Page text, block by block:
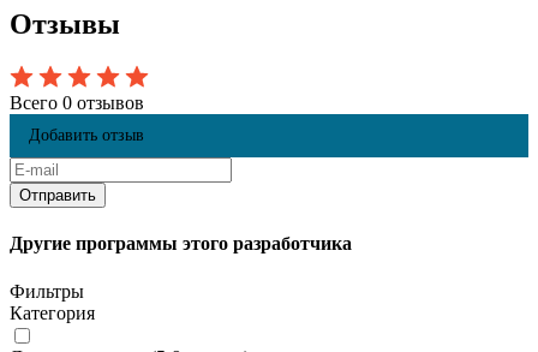
Отзывы
Всего 0 отзывов
Добавить отзыв
Другие программы этого разработчика
Фильтры
Категория